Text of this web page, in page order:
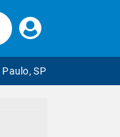
Faça
seu
Paulo, SP